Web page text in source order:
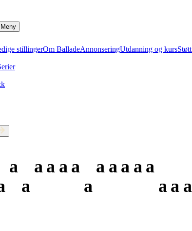
Meny
stillingerOm BalladeAnnonseringUtdanning og kurs
a
a
a
a